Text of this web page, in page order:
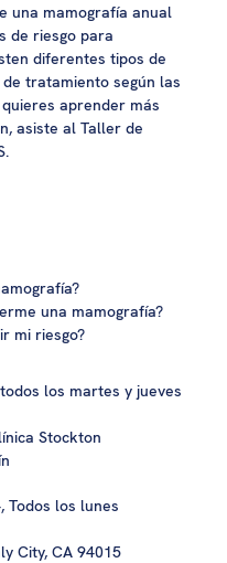
una mamografía anual
de riesgo para
diferentes tipos de
tratamiento según las
aprender más
asiste al Taller de
una mamografía?
mi riesgo?
los martes y jueves
Stockton
Todos los lunes
City, CA 94015